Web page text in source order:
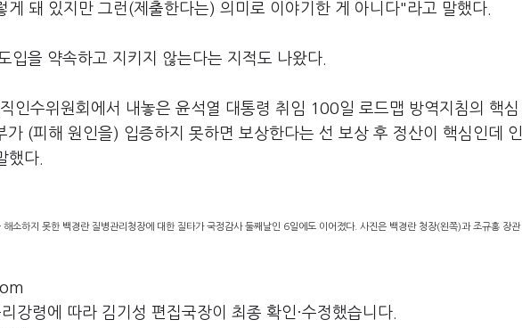
돼 있지만 그런(제출한다는) 의미로 이야기한 게 아니다"라고 말했다.
입을 약속하고 지키지 않는다는 지적도 나왔다.
인수위원회에서 내놓은 윤석열 대통령 취임 100일 로드맵 방역지침의 핵심
(피해 원인을) 입증하지 못하면 보상한다는 선 보상 후 정산이 핵심인데 인
했다.
소하지 못한 백경란 질병관리청장에 대한 질타가 국정감사 둘째날인 6일에도 이어졌다. 사진은 백경란 청장(왼쪽)과 조규홍 장관
강령에 따라 김기성 편집국장이 최종 확인·수정했습니다.